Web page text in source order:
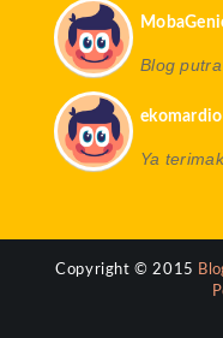
Blog
Ya
Copyright © 2015